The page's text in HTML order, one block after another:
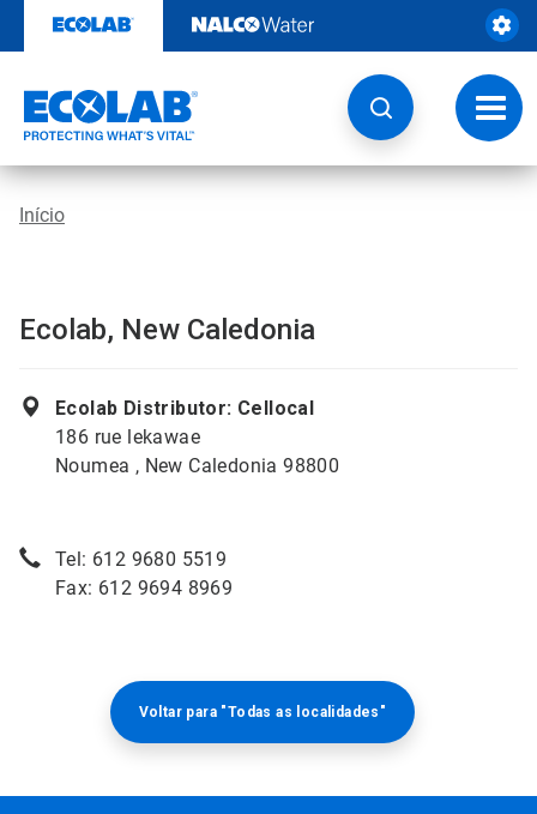
o
Início
Ecolab, New Caledonia
Ecolab Distributor: Cellocal
186 rue lekawae
Noumea , New Caledonia 98800
Tel: 612 9680 5519
Fax: 612 9694 8969
Voltar para "Todas as localidades"